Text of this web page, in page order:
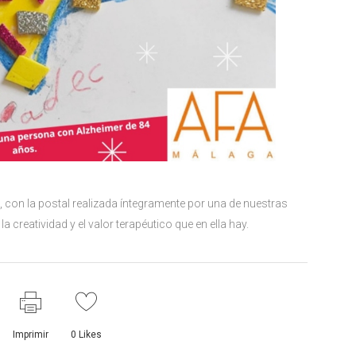
la postal realizada íntegramente por una de nuestras
creatividad y el valor terapéutico que en ella hay.
Imprimir 0 Likes